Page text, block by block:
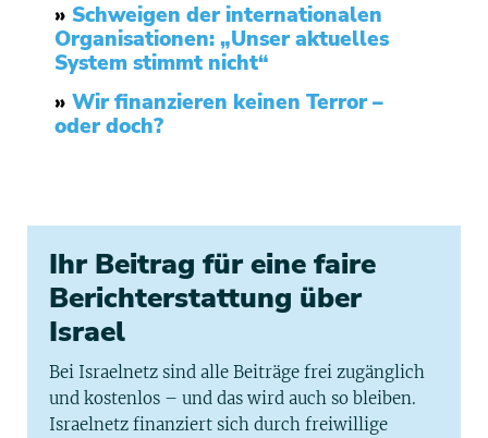
» Schweigen der internationalen
Organisationen: „Unser aktuelles
System stimmt nicht“
» Wir finanzieren keinen Terror –
oder doch?
Ihr Beitrag für eine faire
Berichterstattung über
Israel
Bei Israelnetz sind alle Beiträge frei zugänglich
und kostenlos – und das wird auch so bleiben.
Israelnetz finanziert sich durch freiwillige